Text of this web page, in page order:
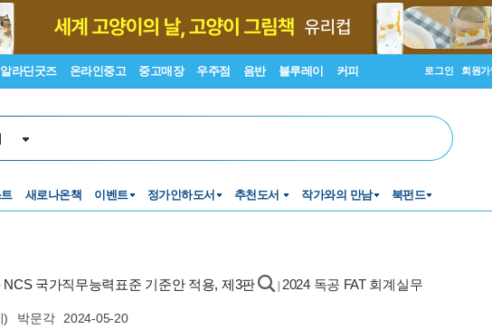
알라딘굿즈 온라인중고 중고매장 우주점 음반 블루레이 커피 로그인 회원가
새로나온책 이벤트 정가인하도서 추천도서 작가와의 만남 북펀드
NCS 국가직무능력표준 기준안 적용, 제3판 |2024 독공 FAT 회계실무
) 박문각 2024-05-20